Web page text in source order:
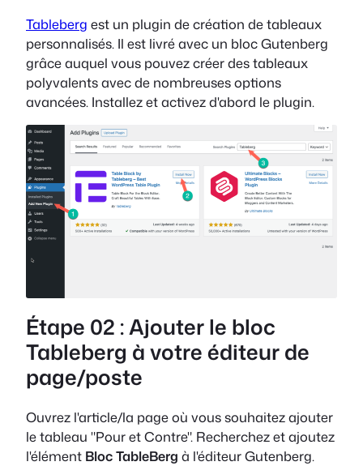
Tableberg est un plugin de création de tableaux
personnalisés. Il est livré avec un bloc Gutenberg
grâce auquel vous pouvez créer des tableaux
polyvalents avec de nombreuses options
avancées. Installez et activez d'abord le plugin.
Étape 02 : Ajouter le bloc
Tableberg à votre éditeur de
page/poste
Ouvrez l'article/la page où vous souhaitez ajouter
le tableau "Pour et Contre". Recherchez et ajoutez
l'élément Bloc TableBerg à l'éditeur Gutenberg.